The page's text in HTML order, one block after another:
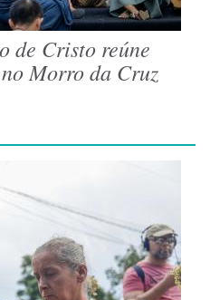
de Cristo reúne
Morro da Cruz